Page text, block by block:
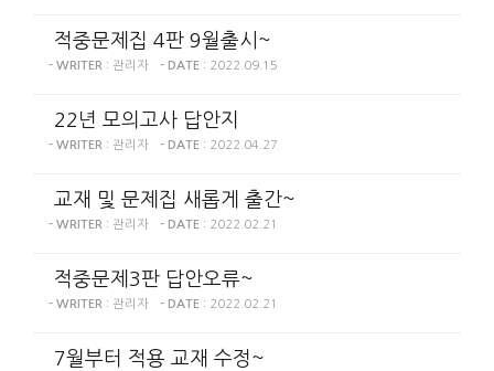
적중문제집 4판 9월출시~
- WRITER : 관리자 - DATE : 2022.09.15
22년 모의고사 답안지
- WRITER : 관리자 - DATE : 2022.04.27
교재 및 문제집 새롭게 출간~
- WRITER : 관리자 - DATE : 2022.02.21
적중문제3판 답안오류~
- WRITER : 관리자 - DATE : 2022.02.21
7월부터 적용 교재 수정~